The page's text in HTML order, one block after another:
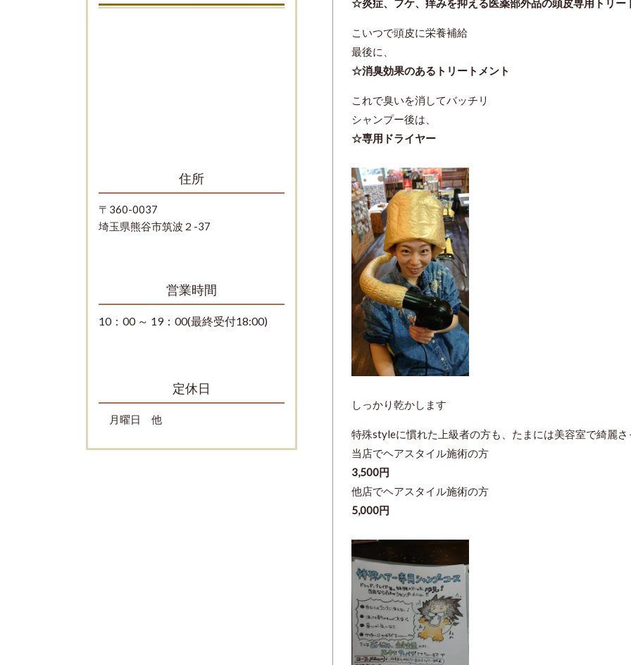
☆炎症、フケ、痒みを抑える医薬部外品の頭皮専用トリー
こいつで頭皮に栄養補給
最後に、
☆消臭効果のあるトリートメント
これで臭いを消してバッチリ
シャンプー後は、
☆専用ドライヤー
しっかり乾かします
特殊styleに慣れた上級者の方も、たまには美容室で綺麗
当店でヘアスタイル施術の方
3,500円
他店でヘアスタイル施術の方
5,000円
住所
〒360-0037
埼玉県熊谷市筑波２-37
営業時間
10：00 ～ 19：00(最終受付18:00)
定休日
月曜日 他